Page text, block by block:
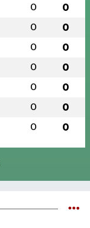
0 0
0 0
0 0
0 0
0 0
0 0
0 0